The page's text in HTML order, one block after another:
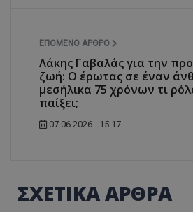
ΕΠΌΜΕΝΟ ΆΡΘΡΟ
Λάκης Γαβαλάς για την
ζωή: Ο έρωτας σε έναν
μεσήλικα 75 χρόνων τι
παίξει;
07.06.2026 - 15:17
ΣΧΕΤΙΚΑ ΑΡΘΡΑ